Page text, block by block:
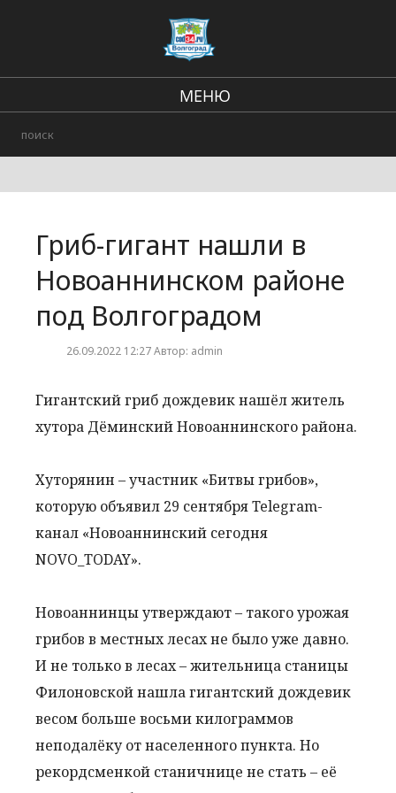
МЕНЮ
Происшествия
Гриб-гигант нашли в
Новоаннинском районе
под Волгоградом
26.09.2022 12:27 Автор: admin
Гигантский гриб дождевик нашёл житель
хутора Дёминский Новоаннинского района.
Хуторянин – участник «Битвы грибов»,
которую объявил 29 сентября Telegram-
канал «Новоаннинский сегодня
NOVO_TODAY».
Новоаннинцы утверждают – такого урожая
грибов в местных лесах не было уже давно.
И не только в лесах – жительница станицы
Филоновской нашла гигантский дождевик
весом больше восьми килограммов
неподалёку от населенного пункта. Но
рекордсменкой станичнице не стать – её